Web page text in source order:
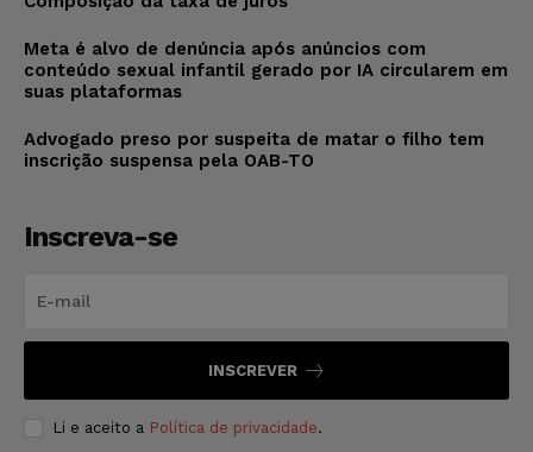
Meta é alvo de denúncia após anúncios com
conteúdo sexual infantil gerado por IA circularem em
suas plataformas
Advogado preso por suspeita de matar o filho tem
inscrição suspensa pela OAB-TO
Inscreva-se
INSCREVER
Li e aceito a Política de privacidade.